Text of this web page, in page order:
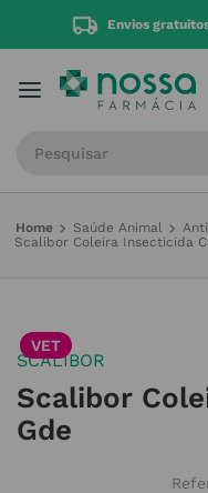
Envios
Saúde Animal
Scalibor Coleira Insecticida
VET
SCALIBOR
Scalibor
Gde